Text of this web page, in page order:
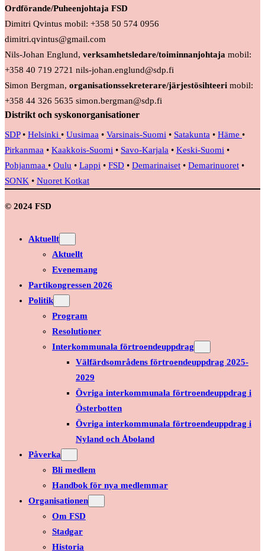
Ordförande/Puheenjohtaja FSD
Dimitri Qvintus mobil: +358 50 574 0956
dimitri.qvintus@gmail.com
Nils-Johan Englund, verksamhetsledare/toiminnanjohtaja mobil:
+358 40 719 2721 nils-johan.englund@sdp.fi
Simon Bergman, organisationssekreterare/järjestösihteeri mobil:
+358 44 326 5635 simon.bergman@sdp.fi
Distrikt och syskonorganisationer
SDP• Helsinki • Uusimaa • Varsinais-Suomi • Satakunta • Häme •
Pirkanmaa • Kaakkois-Suomi • Savo-Karjala • Keski-Suomi •
Pohjanmaa • Oulu • Lappi • FSD • Demarinaiset • Demarinuoret •
SONK • Nuoret Kotkat
© 2024 FSD
Aktuellt
Aktuellt
Evenemang
Partikongressen 2026
Politik
Program
Resolutioner
Interkommunala förtroendeuppdrag
Välfärdsområdens förtroendeuppdrag 2025-
2029
Övriga interkommunala förtroendeuppdrag i
Österbotten
Övriga interkommunala förtroendeuppdrag i
Nyland och Åboland
Påverka
Bli medlem
Handbok för nya medlemmar
Organisationen
Om FSD
Stadgar
Historia